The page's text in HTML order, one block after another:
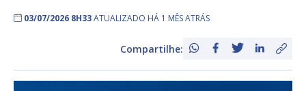
03/07/2026 8H33ATUALIZADO HÁ 1 MÊS ATRÁS
Compartilhe: